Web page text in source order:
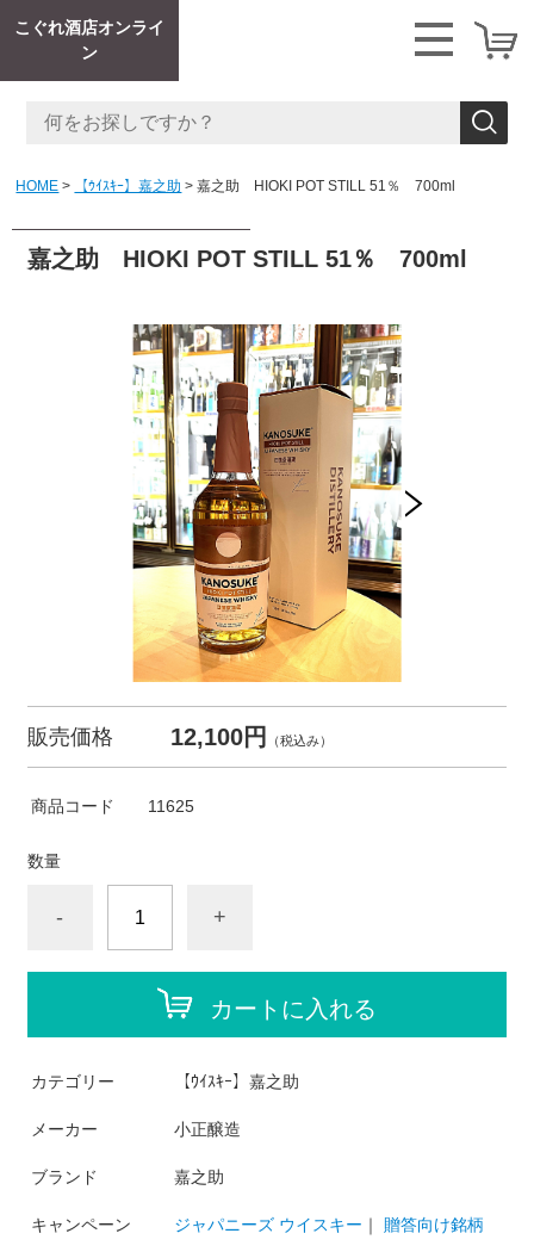
こぐれ酒店オンライ
ン
HOME 【ｳｲｽｷｰ】嘉之助 嘉之助 HIOKI POT STILL 51％ 700ml
嘉之助 HIOKI POT STILL 51％ 700ml
販売価格 12,100円 （税込み）
商品コード 11625
数量
- +
カートに入れる
カテゴリー 【ｳｲｽｷｰ】嘉之助
メーカー 小正醸造
ブランド 嘉之助
キャンペーン ジャパニーズ ウイスキー ｜ 贈答向け銘柄